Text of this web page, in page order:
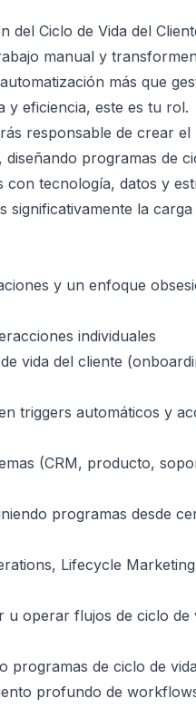
Ciclo de Vida del
manual y
más que
y eficiencia, este es tu rol.
responsable de crear el
programas de
tecnología, datos y
significativamente la
y un enfoque
individuales
vida del cliente
triggers automáticos y
(CRM, producto,
programas desde
Lifecycle
u operar flujos de ciclo de
programas de ciclo de
profundo de